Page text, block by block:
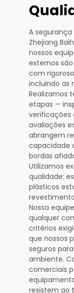
A
Zhejiang
nossos
externos
com
incluindo as
Realizamos
etapas —
verificações
avaliações
abrangem
capacidade
bordas
Utilizamos
qualidade:
plásticos
Nossa
qualquer
critérios
que nossos
seguros
ambiente.
comerciais
resistem ao